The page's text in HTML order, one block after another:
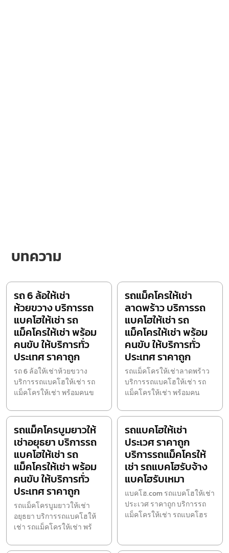
บทความ
รถ 6 ล้อให้เช่า
ห้วยขวาง บริการรถ
แบคโฮให้เช่า รถ
แม็คโครให้เช่า พร้อม
คนขับ ให้บริการทั่ว
ประเทศ ราคาถูก
รถ 6 ล้อให้เช่าห้วยขวาง
บริการรถแบคโฮให้เช่า รถ
แม็คโครให้เช่า พร้อมคนข
รถแม็คโครให้เช่า
ลาดพร้าว บริการรถ
แบคโฮให้เช่า รถ
แม็คโครให้เช่า พร้อม
คนขับ ให้บริการทั่ว
ประเทศ ราคาถูก
รถแม็คโครให้เช่าลาดพร้าว
บริการรถแบคโฮให้เช่า รถ
แม็คโครให้เช่า พร้อมคน
รถแม็คโครบูมยาวให้
เช่าอยุธยา บริการรถ
แบคโฮให้เช่า รถ
แม็คโครให้เช่า พร้อม
คนขับ ให้บริการทั่ว
ประเทศ ราคาถูก
รถแม็คโครบูมยาวให้เช่า
อยุธยา บริการรถแบคโฮให้
เช่า รถแม็คโครให้เช่า พร้
รถแบคโฮให้เช่า
ประเวศ ราคาถูก
บริการรถแม็คโครให้
เช่า รถแบคโฮรับจ้าง
แบคโฮรับเหมา
แบคโฮ.com รถแบคโฮให้เช่า
ประเวศ ราคาถูก บริการรถ
แม็คโครให้เช่า รถแบคโฮร